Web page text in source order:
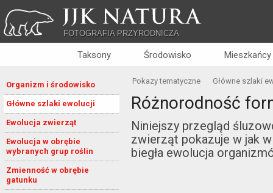
JJK NATURA
FOTOGRAFIA PRZYRODNICZA
Taksony Środowisko
Organizm i środowisko
Główne szlaki ewolucji
Ewolucja zwierząt
Ewolucja w obrębie
wybranych grup roślin
Zmienność w obrębie
gatunku
Pokazy tematyczne Główne szlaki
Różnorodność
Niniejszy przegląd
zwierząt pokazuje w jak
biegła ewolucja